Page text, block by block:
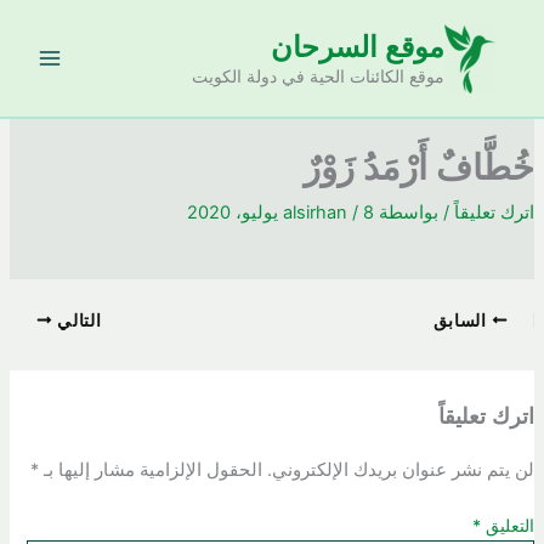
موقع السرحان
موقع الكائنات الحية في دولة الكويت
خُطَّافٌ أَرْمَدُ زَوْرٌ
اترك تعليقاً / بواسطة alsirhan/ 8 يوليو، 2020
السابق التالي
اترك تعليقاً
لن يتم نشر عنوان بريدك الإلكتروني. الحقول الإلزامية مشار إليها بـ *
التعليق *